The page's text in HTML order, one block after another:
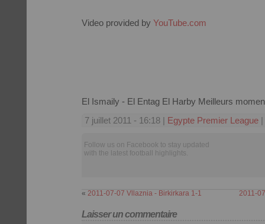
Video provided by YouTube.com
El Ismaily - El Entag El Harby Meilleurs
7 juillet 2011 - 16:18 | Egypte Premier League
Follow us on Facebook to stay updated
with the latest football highlights.
« 2011-07-07 Vllaznia - Birkirkara 1-1 2011-
Laisser un commentaire